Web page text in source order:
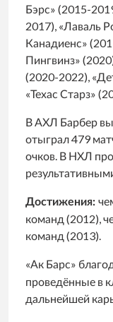
Бэрс» (2015-
2017), «Лаваль
Канадиенс»
Пингвинз»
(2020-2022),
«Техас Старз»
В АХЛ Барбер
отыграл 479
очков. В НХЛ
Достижения:
команд (2012),
команд (2013).
«Ак Барс»
проведённые в
дальнейшей